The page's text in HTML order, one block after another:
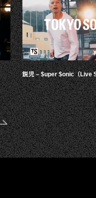
鋭児 – $uper $onic（Live